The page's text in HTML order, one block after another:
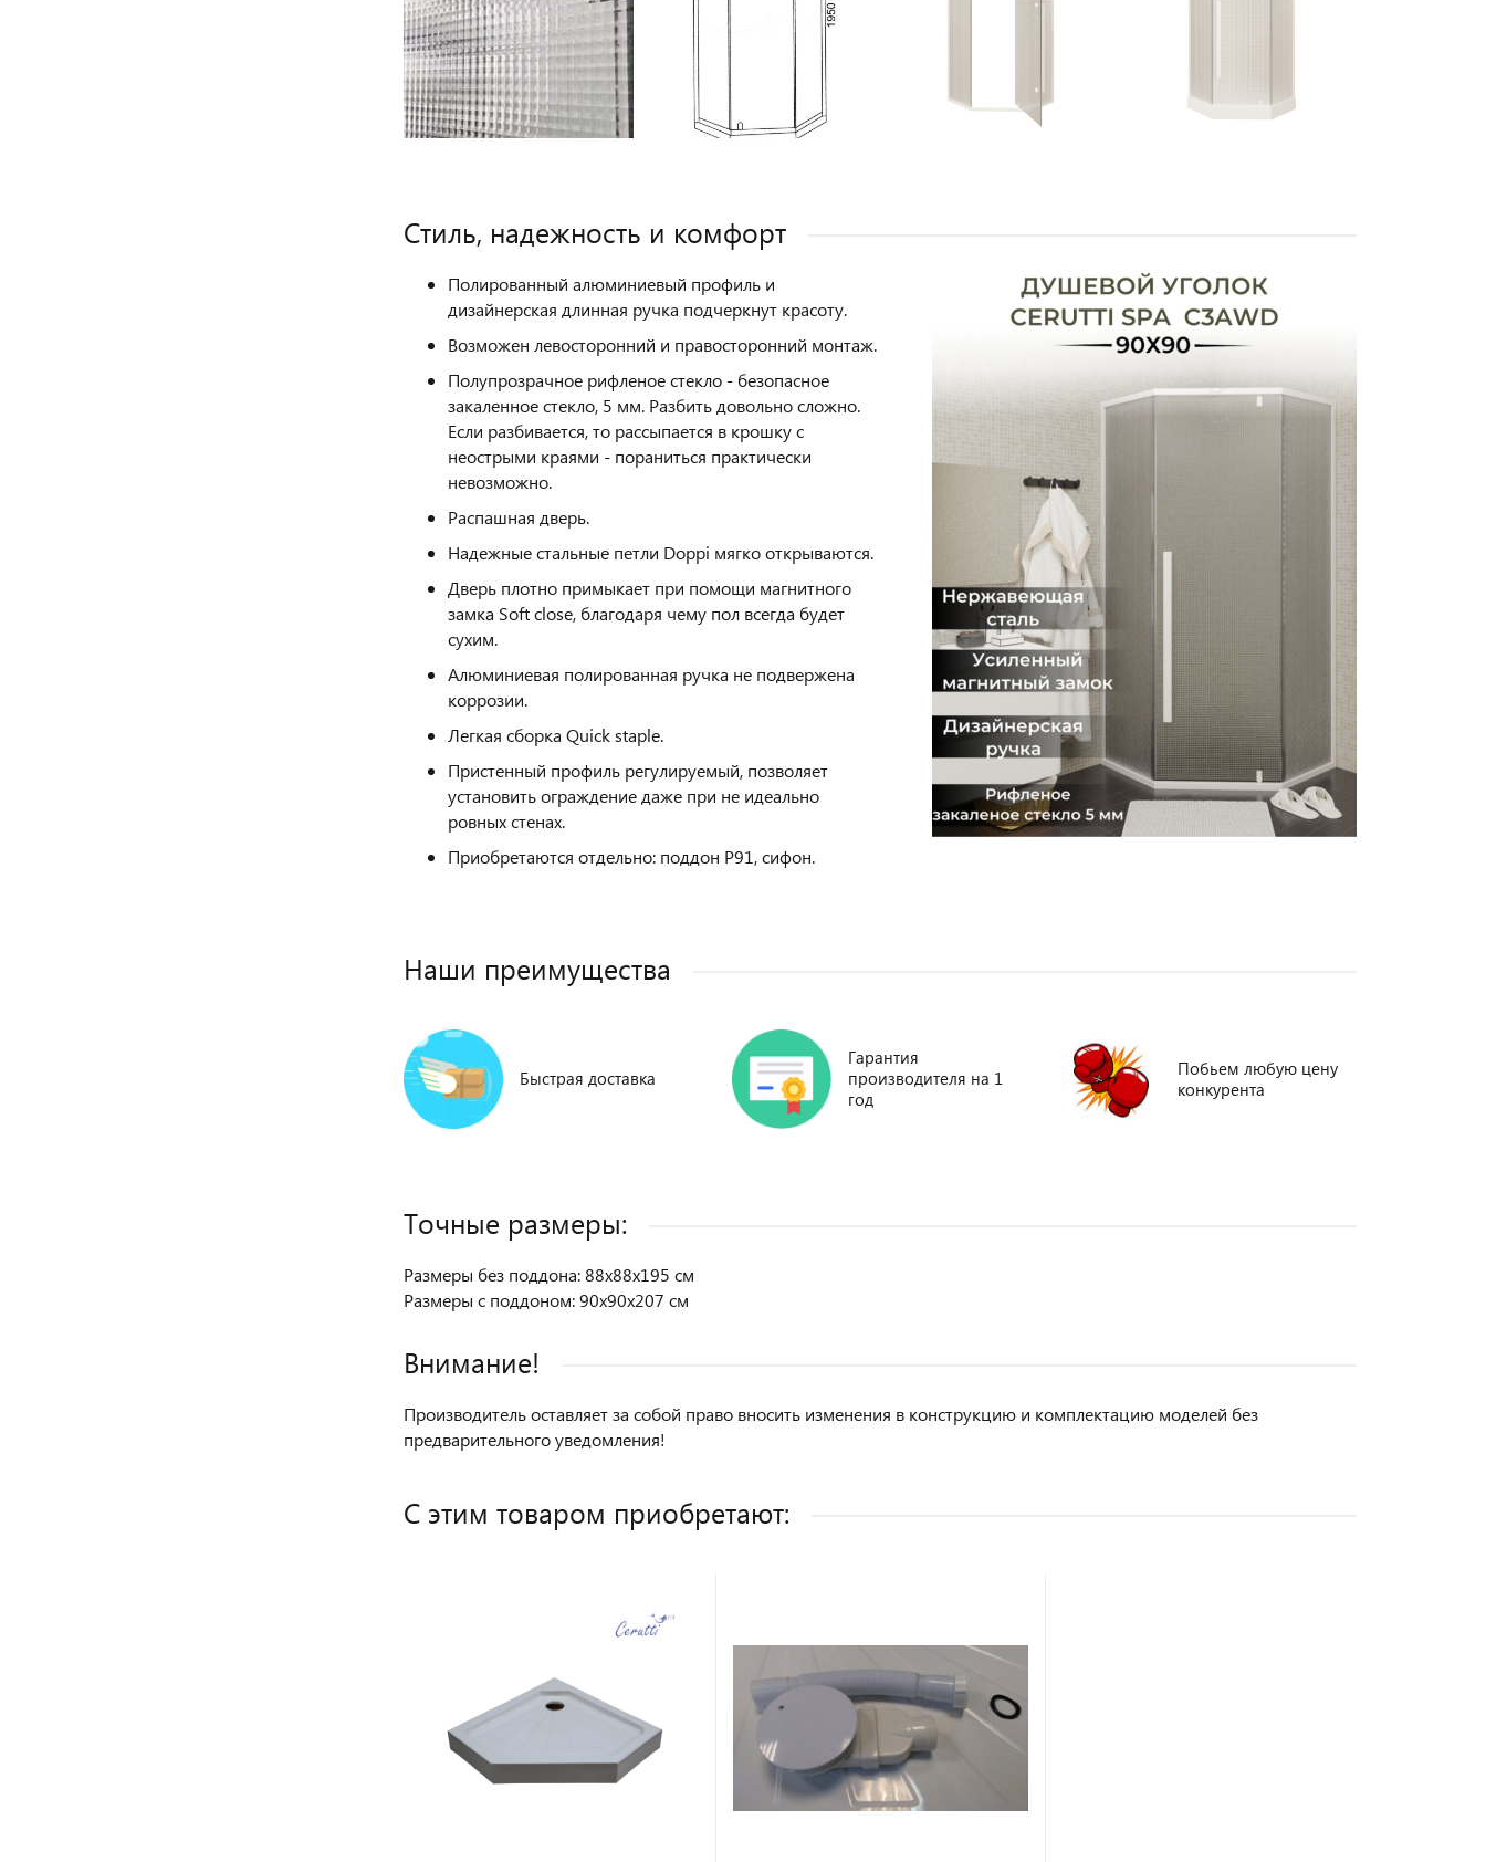
Cтиль, надежность и комфорт
Полированный алюминиевый профиль и
дизайнерская длинная ручка подчеркнут красоту.
Возможен левосторонний и правосторонний монтаж.
Полупрозрачное рифленое стекло - безопасное
закаленное стекло, 5 мм. Разбить довольно сложно.
Если разбивается, то рассыпается в крошку с
неострыми краями - пораниться практически
невозможно.
Распашная дверь.
Надежные стальные петли Doppi мягко открываются.
Дверь плотно примыкает при помощи магнитного
замка Soft close, благодаря чему пол всегда будет
сухим.
Алюминиевая полированная ручка не подвержена
коррозии.
Легкая сборка Quick staple.
Пристенный профиль регулируемый, позволяет
установить ограждение даже при не идеально
ровных стенах.
Приобретаются отдельно: поддон P91, сифон.
Наши преимущества
Быстрая доставка
Гарантия
производителя на 1
год
Побьем любую цену
конкурента
Точные размеры:
Размеры без поддона: 88х88х195 см
Размеры с поддоном: 90х90х207 см
Внимание!
Производитель оставляет за собой право вносить изменения в конструкцию и комплектацию моделей без
предварительного уведомления!
С этим товаром приобретают: